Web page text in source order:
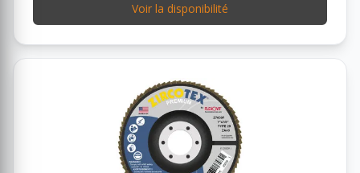
Voir la disponibilité